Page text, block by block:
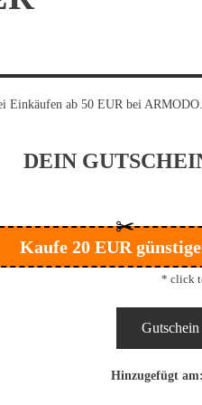
Einkäufen ab 50 EUR bei
DEIN
✂
Kaufe 20 EUR
* click
Gutschein
Hinzugefügt am: